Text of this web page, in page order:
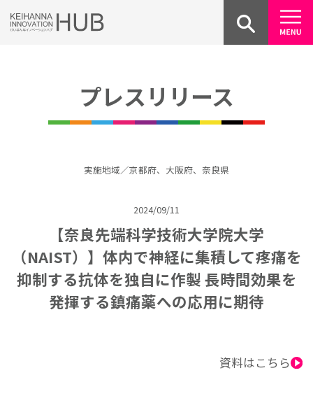
Skip
to
プレスリリース
実施地域／京都府、大阪府、奈良県
2024/09/11
【奈良先端科学技術大学院大学
（NAIST）】体内で神経に集積して疼痛を
抑制する抗体を独自に作製 長時間効果を
発揮する鎮痛薬への応用に期待
資料はこちら